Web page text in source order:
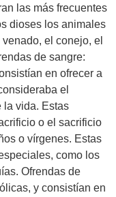
las más frecuentes
dioses los animales
el conejo, el
de sangre:
en ofrecer a
el
la vida. Estas
o el sacrificio
o vírgenes. Estas
como los
Ofrendas de
y consistían en